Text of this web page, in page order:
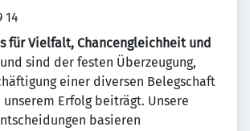
14
für Vielfalt, Chancengleichheit und
und sind der festen Überzeugung,
einer diversen Belegschaft
Erfolg beiträgt. Unsere
basieren